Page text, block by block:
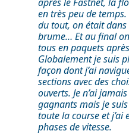
en très peu de
du tout, on était
brume… Et au final
tous en paquets
Globalement je suis
façon dont j’ai
sections avec des
ouverts. Je n’ai
gagnants mais je
toute la course et j’ai
phases de vitesse.